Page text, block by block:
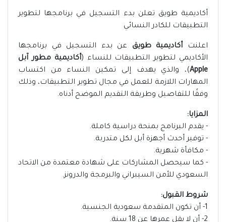
أكاديمية طويق تعلن بدء التسجيل في برنامجها لتطوير
التطبيقات للكادر النسائي
اعلنت أكاديمية طويق عن بدء التسجيل في برنامجها
الأكاديمي لتطوير التطبيقات للنساء (أكاديمية مطور آبل
Apple)، والذي يهدف إلى تمكين النساء من اكتساب
المهارات اللازمة للعمل في مجال تطوير التطبيقات، وذلك
وفقًا للتفاصيل وطريقة التقديم الموضح أدناه.
المزايا:
- يقدم البرنامج بمنحة دراسية كاملة.
- توفير أحدث أجهزة أبل لكل متدربة.
- مكافأة شهرية.
- كما سيحصل المشاركات على شهادة معتمدة من الاتحاد
السعودي للأمن السيبراني والبرمجة والدرونز.
شروط القبول:
1- أن تكون المتقدمة سعودية الجنسية.
2- أن لا يقل عمرها عن 18 سنة.